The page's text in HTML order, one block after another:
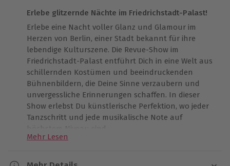
Erlebe glitzernde Nächte im Friedrichstadt-Palast!
Erlebe eine Nacht voller Glanz und Glamour im
Herzen von Berlin, einer Stadt bekannt für ihre
lebendige Kulturszene. Die Revue-Show im
Friedrichstadt-Palast entführt Dich in eine Welt aus
schillernden Kostümen und beeindruckenden
Bühnenbildern, die Deine Sinne verzaubern und
unvergessliche Erinnerungen schaffen. In dieser
Show erlebst Du künstlerische Perfektion, wo jeder
Tanzschritt und jede musikalische Note auf
höchstem Niveau sind.
Inkludiert ist der Eintritt in den renommierten
Mehr Lesen